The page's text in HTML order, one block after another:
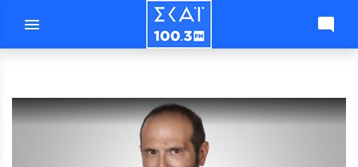
menu mode_comment